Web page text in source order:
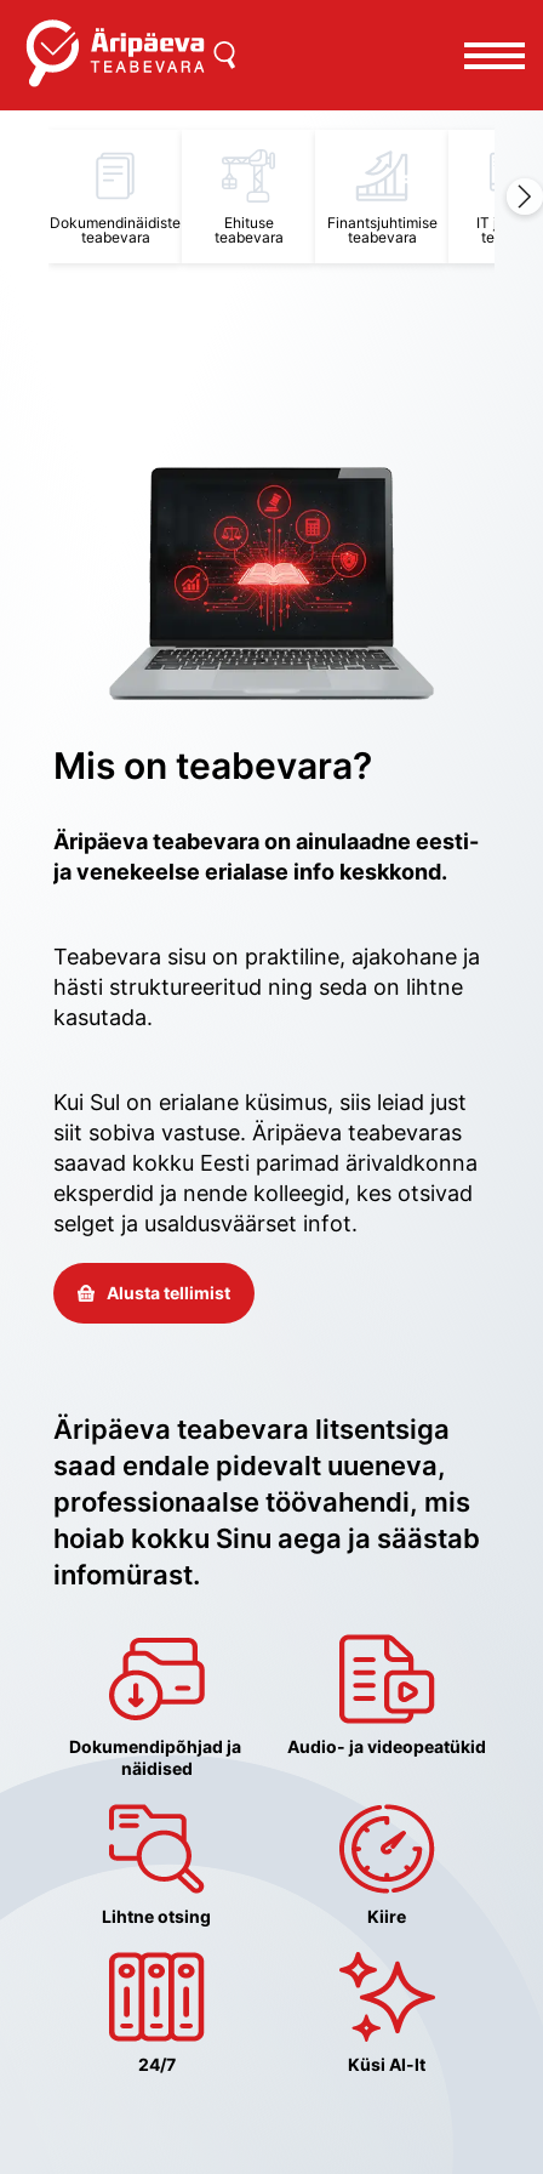
Dokumendinäidiste
teabevara
Ehituse
teabevara
Finantsjuhtimise
teabevara
IT
Mis on teabevara?
Äripäeva teabevara on ainulaadne eesti-
ja venekeelse erialase info keskkond.
Teabevara sisu on praktiline, ajakohane ja
hästi struktureeritud ning seda on lihtne
kasutada.
Kui Sul on erialane küsimus, siis leiad just
siit sobiva vastuse. Äripäeva teabevaras
saavad kokku Eesti parimad ärivaldkonna
eksperdid ja nende kolleegid, kes otsivad
selget ja usaldusväärset infot.
Alusta tellimist
Äripäeva teabevara litsentsiga
saad endale pidevalt uueneva,
professionaalse töövahendi, mis
hoiab kokku Sinu aega ja säästab
infomürast.
Dokumendipõhjad ja
näidised
Audio- ja videopeatükid
Lihtne otsing Kiire
24/7 Küsi AI-lt